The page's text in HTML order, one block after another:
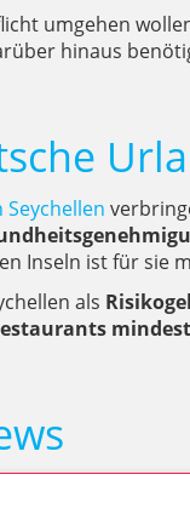
umgehen
hinaus
Inseln ist für sie
als